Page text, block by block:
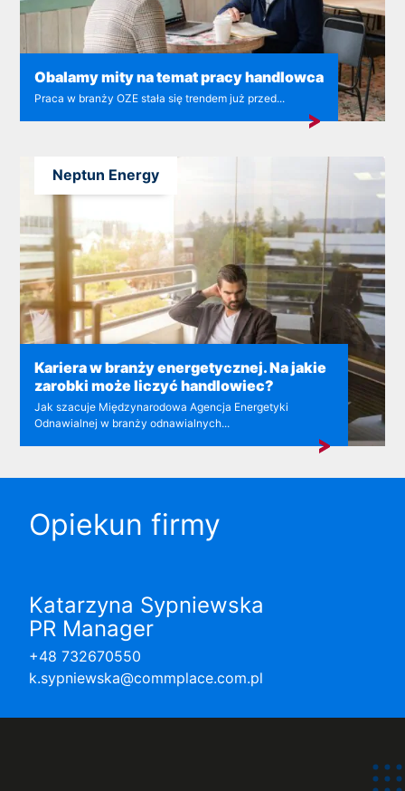
Obalamy mity na temat pracy handlowca
Praca w branży OZE stała się trendem już przed...
Kariera w branży energetycznej. Na jakie
zarobki może liczyć handlowiec?
Jak szacuje Międzynarodowa Agencja Energetyki
Odnawialnej w branży odnawialnych...
Neptun Energy
Opiekun firmy
Katarzyna Sypniewska
PR Manager
+48 732670550
k.sypniewska@commplace.com.pl